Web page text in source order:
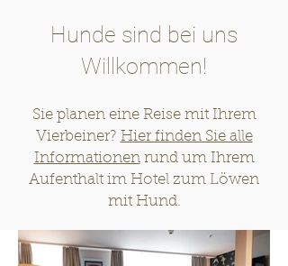
Hunde sind bei uns
Willkommen!
Sie planen eine Reise mit Ihrem
Vierbeiner? Hier finden Sie alle
Informationenrund um Ihrem
Aufenthalt im Hotel zum Löwen
mit Hund.